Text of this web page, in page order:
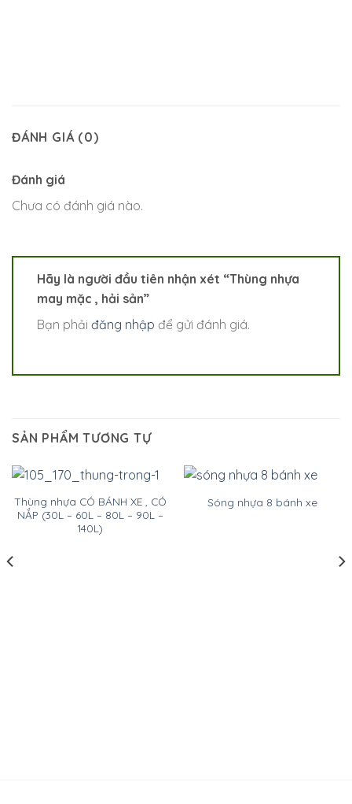
ĐÁNH GIÁ (0)
Đánh giá
Chưa có đánh giá nào.
Hãy là người đầu tiên nhận xét “Thùng nhựa
may mặc , hải sản”
Bạn phải đăng nhập để gửi đánh giá.
SẢN PHẨM TƯƠNG TỰ
Thùng nhựa CÓ BÁNH XE , CÓ
NẮP (30L – 60L – 80L – 90L –
140L)
Sóng nhựa 8 bánh xe